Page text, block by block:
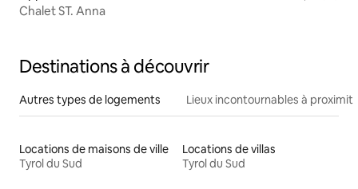
Chalet ST. Anna
Destinations à découvrir
Autres types de logements Lieux incontournables à
Locations de maisons de ville
Tyrol du Sud
Locations de villas
Tyrol du Sud